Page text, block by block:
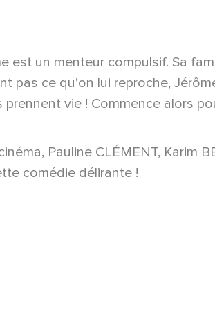
est un menteur compulsif. Sa
ce qu’on lui reproche,
vie ! Commence alors
Pauline CLÉMENT, Karim
comédie délirante !